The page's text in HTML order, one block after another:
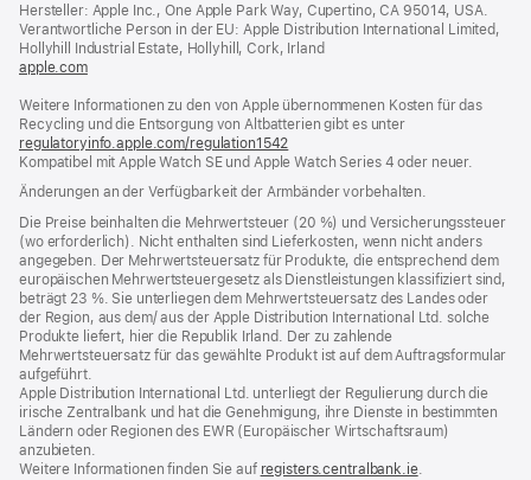
neues
Fenster)
Hersteller: Apple Inc., One Apple Park Way, Cupertino, CA 95014, USA.
Verantwortliche Person in der EU: Apple Distribution International Limited,
Hollyhill Industrial Estate, Hollyhill, Cork, Irland
apple.com(öffnet
neues
Fenster)
Weitere Informationen zu den von Apple übernommenen Kosten für das
Recycling und die Entsorgung von Altbatterien gibt es unter
regulatoryinfo.apple.com/regulation1542
ein
neues
Fenster)
Kompatibel mit Apple Watch SE und Apple Watch Series 4 oder neuer.
Änderungen an der Verfügbarkeit der Armbänder vorbehalten.
Die Preise beinhalten die Mehrwertsteuer (20 %) und Versicherungssteuer
(wo erforderlich). Nicht enthalten sind Lieferkosten, wenn nicht anders
angegeben. Der Mehrwertsteuersatz für Produkte, die entsprechend dem
europäischen Mehrwertsteuergesetz als Dienstleistungen klassifiziert sind,
beträgt 23 %. Sie unterliegen dem Mehrwertsteuersatz des Landes oder
der Region, aus dem/ aus der Apple Distribution International Ltd. solche
Produkte liefert, hier die Republik Irland. Der zu zahlende
Mehrwertsteuersatz für das gewählte Produkt ist auf dem Auftragsformular
aufgeführt.
Apple Distribution International Ltd. unterliegt der Regulierung durch die
irische Zentralbank und hat die Genehmigung, ihre Dienste in bestimmten
Ländern oder Regionen des EWR (Europäischer Wirtschaftsraum)
anzubieten.
Weitere Informationen finden Sie auf registers.centralbank.ie(Öffnet
.